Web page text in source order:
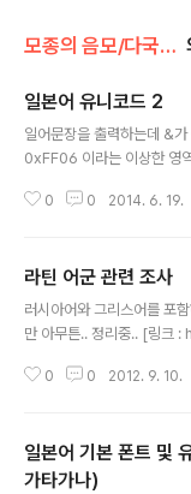
모종의 음모/다국어 지원
일본어 유니코드 2
일어문장을 출력하는데 &
0xFF06 이라는 이상한 영
럼 사용가능한 영역일거 같
모/다국어 지원] - 일본어 유
0 0 2014. 6. 19.
라틴 어군 관련 조사
러시아어와 그리스어를 포
만 아무튼.. 정리중.. [링
6861990] 프랑스어 [링
0 0 2012. 9. 10.
일본어 기본 폰트 및
가타가나)